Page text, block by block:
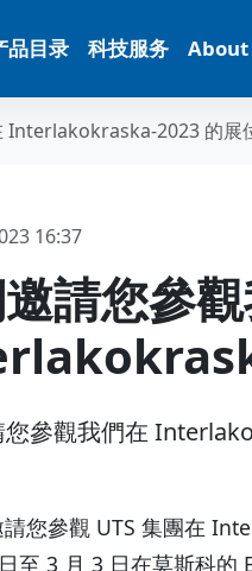
品目录 科技服务 About
Interlakokraska-2023 的展
16:37
請您參
參觀我們在
您參觀 UTS 集團在
至 3 月 3 日在莫斯科的